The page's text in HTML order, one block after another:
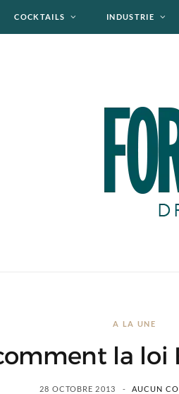
COCKTAILS INDUSTRIE
A LA UNE
la loi
28 OCTOBRE 2013 AUCUN